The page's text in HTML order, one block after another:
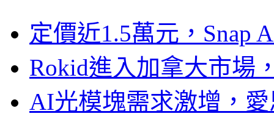
定價近1.5萬元，Snap
Rokid進入加拿大市場
AI光模塊需求激增，